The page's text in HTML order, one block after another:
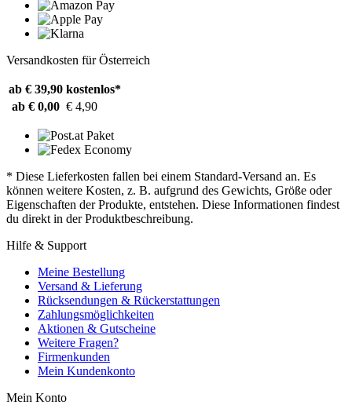
Versandkosten für Österreich
ab € 39,90 kostenlos*
ab € 0,00 € 4,90
* Diese Lieferkosten fallen bei einem Standard-Versand an. Es
können weitere Kosten, z. B. aufgrund des Gewichts, Größe oder
Eigenschaften der Produkte, entstehen. Diese Informationen findest
du direkt in der Produktbeschreibung.
Hilfe & Support
Meine Bestellung
Versand & Lieferung
Rücksendungen & Rückerstattungen
Zahlungsmöglichkeiten
Aktionen & Gutscheine
Weitere Fragen?
Firmenkunden
Mein Kundenkonto
Mein Konto